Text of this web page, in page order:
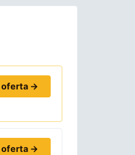
oferta →
oferta →